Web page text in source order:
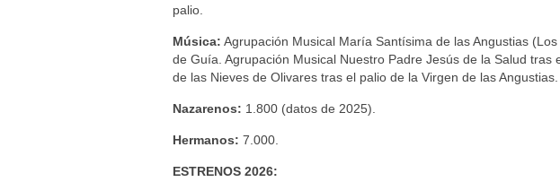
palio.
Música: Agrupación Musical María Santísima de las Angustias
de Guía. Agrupación Musical Nuestro Padre Jesús de la Salud tras
de las Nieves de Olivares tras el palio de la Virgen de las Angustias.
Nazarenos: 1.800 (datos de 2025).
Hermanos: 7.000.
ESTRENOS 2026: